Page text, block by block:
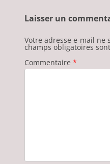
Laisser un
Votre adresse e-mail ne
champs obligatoires
Commentaire *